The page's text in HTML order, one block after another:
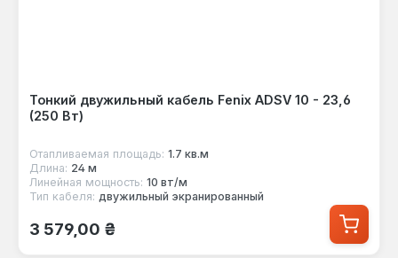
Тонкий двужильный кабель Fenix ADSV 10 - 23,6
(250 Вт)
Отапливаемая площадь: 1.7 кв.м
Длина: 24 м
Линейная мощность: 10 вт/м
Тип кабеля: двужильный экранированный
Обычная цена:
3 579,00 ₴